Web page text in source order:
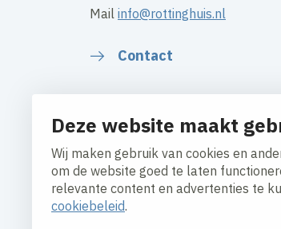
Deze website maakt
Wij maken gebruik van cookies en
om de website goed te laten
relevante content en advertenties te
cookiebeleid.
Mail info@rottinghuis.nl
Contact